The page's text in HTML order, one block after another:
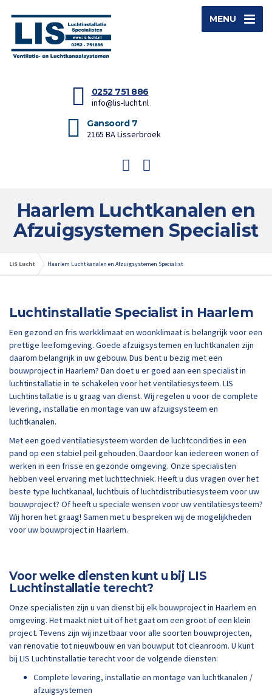
MENU
0252 751 886
info@lis-lucht.nl
Gansoord 7
2165 BA Lisserbroek
Haarlem Luchtkanalen en
Afzuigsystemen Specialist
LIS Lucht Haarlem Luchtkanalen en Afzuigsystemen Specialist
Luchtinstallatie Specialist in Haarlem
Een gezond en fris werkklimaat en woonklimaat is belangrijk voor een
prettige leefomgeving. Goede afzuigsystemen en luchtkanalen zijn
daarom belangrijk in uw gebouw. Dus bent u bezig met een
bouwproject in Haarlem? Dan doet u er goed aan een specialist in
luchtinstallatie in te schakelen voor het ventilatiesysteem. LIS
Luchtinstallatie is u graag van dienst. Wij regelen u voor de complete
levering, installatie en montage van uw afzuigsysteem en
luchtkanalen.
Met een goed ventilatiesysteem worden de luchtcondities in een
pand op een stabiel peil gehouden. Daardoor kan iedereen wonen of
werken in een frisse en gezonde omgeving. Onze specialisten
hebben veel ervaring met luchttechniek. Heeft u dus vragen over het
beste type luchtkanaal, luchtbuis of luchtdistributiesysteem voor uw
bouwproject? Of heeft u speciale wensen voor uw ventilatiesysteem?
Wij horen het graag! Samen met u bespreken wij de mogelijkheden
voor uw bouwproject in Haarlem.
Voor welke diensten kunt u bij LIS
Luchtinstallatie terecht?
Onze specialisten zijn u van dienst bij elk bouwproject in Haarlem en
omgeving. Het maakt niet uit of het gaat om een groot of een klein
project. Tevens zijn wij inzetbaar voor alle soorten bouwprojecten,
van renovatie tot nieuwbouw en van bouwput tot cleanroom. U kunt
bij LIS Luchtinstallatie terecht voor de volgende diensten:
Complete levering, installatie en montage van luchtkanalen /
afzuigsystemen